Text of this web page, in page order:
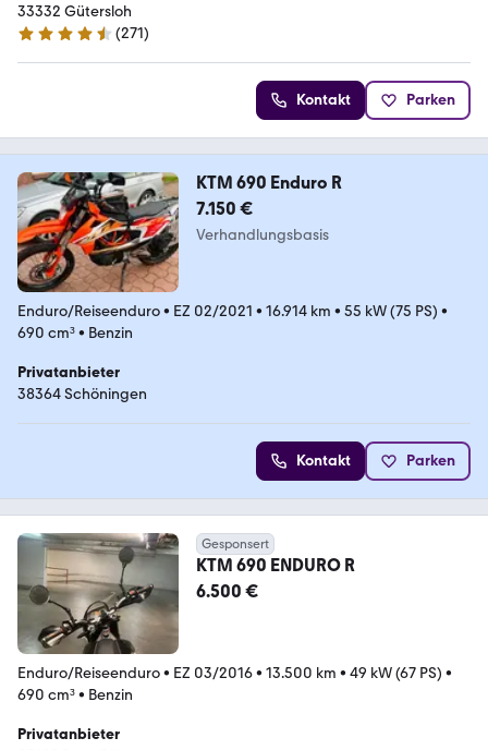
33332 Gütersloh
4.7 Sterne
(271)
Kontakt Parken
KTM 690 Enduro R
7.150 €
Verhandlungsbasis
Enduro/Reiseenduro• EZ 02/2021 • 16.914 km • 55 kW (75 PS) •
690 cm³• Benzin
Privatanbieter
38364 Schöningen
Kontakt Parken
Gesponsert
KTM 690 ENDURO R
6.500 €
Enduro/Reiseenduro• EZ 03/2016• 13.500 km • 49 kW (67 PS) •
690 cm³• Benzin
Privatanbieter